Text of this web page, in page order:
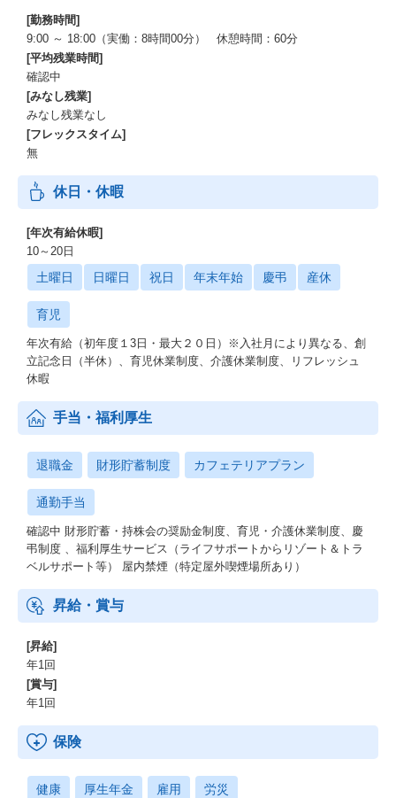
[勤務時間]
9:00 ～ 18:00（実働：8時間00分） 休憩時間：60分
[平均残業時間]
確認中
[みなし残業]
みなし残業なし
[フレックスタイム]
無
休日・休暇
[年次有給休暇]
10～20日
土曜日 日曜日 祝日 年末年始 慶弔 産休
育児
年次有給（初年度１3日・最大２０日）※入社月により異なる、創
立記念日（半休）、育児休業制度、介護休業制度、リフレッシュ
休暇
手当・福利厚生
退職金 財形貯蓄制度 カフェテリアプラン
通勤手当
確認中 財形貯蓄・持株会の奨励金制度、育児・介護休業制度、慶
弔制度 、福利厚生サービス（ライフサポートからリゾート＆トラ
ベルサポート等） 屋内禁煙（特定屋外喫煙場所あり）
昇給・賞与
[昇給]
年1回
[賞与]
年1回
保険
健康 厚生年金 雇用 労災